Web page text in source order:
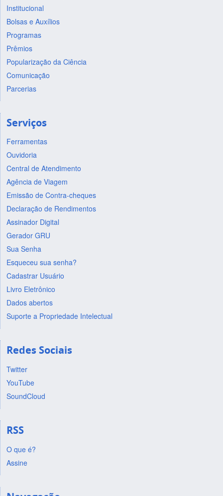
Institucional
Bolsas e Auxílios
Programas
Prêmios
Popularização da Ciência
Comunicação
Parcerias
Serviços
Ferramentas
Ouvidoria
Central de Atendimento
Agência de Viagem
Emissão de Contra-cheques
Declaração de Rendimentos
Assinador Digital
Gerador GRU
Sua Senha
Esqueceu sua senha?
Cadastrar Usuário
Livro Eletrônico
Dados abertos
Suporte a Propriedade Intelectual
Redes Sociais
Twitter
YouTube
SoundCloud
RSS
O que é?
Assine